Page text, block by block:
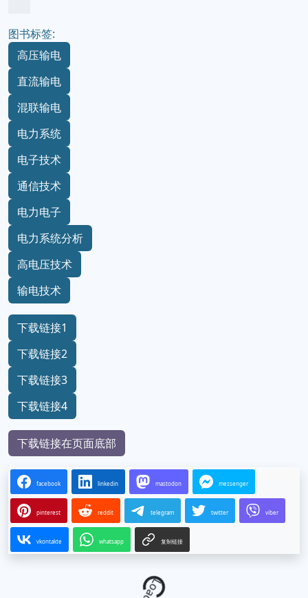
图书标签:
高压输电
直流输电
混联输电
电力系统
电子技术
通信技术
电力电子
电力系统分析
高电压技术
输电技术
下载链接1
下载链接2
下载链接3
下载链接4
下载链接在页面底部
facebook linkedin mastodon messenger
pinterest reddit telegram twitter viber
vkontakte whatsapp 复制链接
Loading...